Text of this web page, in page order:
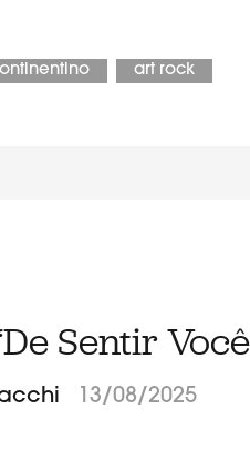
art rock
Sentir
13/08/2025